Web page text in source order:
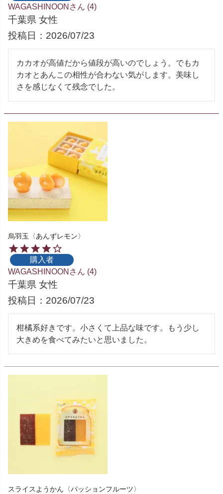
WAGASHINOON
4
千葉県 女性
投稿日
2026/07/23
カカオが高値だから値段が高いのでしょう。でもカ
カオとあんこの相性が合わない気がします。美味し
さを感じなくて残念でした。
烏羽玉〈あんずレモン〉
購入者
WAGASHINOON
4
千葉県 女性
投稿日
2026/07/23
柑橘系好きです。小さくて上品な味です。もう少し
大きめを食べてみたいと思いました。
スライスようかん〈パッションフルーツ〉